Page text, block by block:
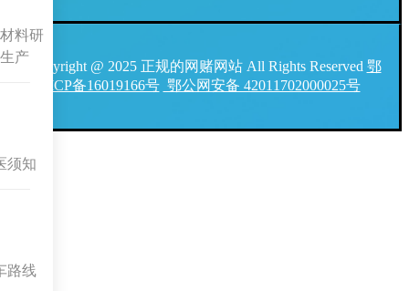
Copyright @ 2025 正规的网赌网站 All Rights Reserved 鄂
ICP备16019166号 鄂公网安备 42011702000025号
料研
产
须知
路线